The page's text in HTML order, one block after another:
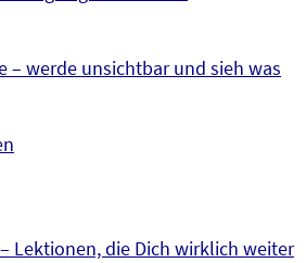
– werde unsichtbar und sieh was
Lektionen, die Dich wirklich weiter